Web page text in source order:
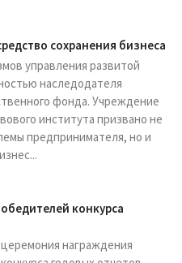
сохранения бизнеса
управления развитой
наследодателя
фонда. Учреждение
института призвано не
предпринимателя, но и
конкурса
церемония награждения